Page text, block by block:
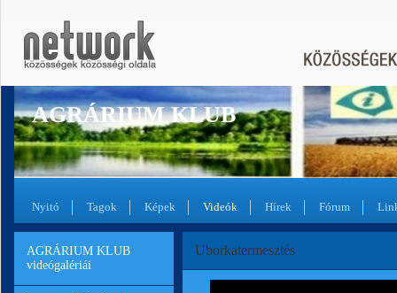
AGRÁRIUM KLUB
Nyitó Tagok Képek Videók Hírek Fórum
AGRÁRIUM KLUB
videógalériái
Uborkatermesztés